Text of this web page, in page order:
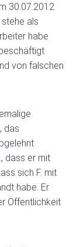
30.07.2012
als
habe
von falschen
das
dass er mit
sich F. mit
habe. Er
Öffentlichkeit